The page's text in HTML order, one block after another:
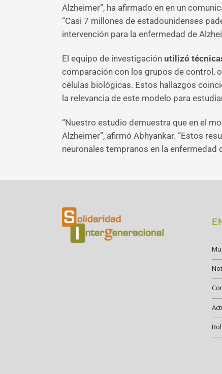
Alzheimer”, ha afirmado en en un
“Casi 7 millones de estadounidenses
intervención para la enfermedad de
El equipo de investigación utilizó
comparación con los grupos de control,
células biológicas. Estos hallazgos
la relevancia de este modelo para
“Nuestro estudio demuestra que en el
Alzheimer”, afirmó Abhyankar. “Estos
neuronales tempranos en la enfermedad